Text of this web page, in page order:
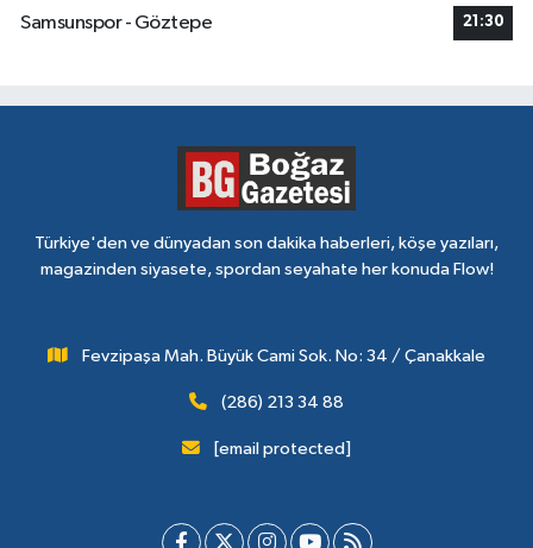
Samsunspor - Göztepe
21:30
Türkiye'den ve dünyadan son dakika haberleri, köşe yazıları,
magazinden siyasete, spordan seyahate her konuda Flow!
Fevzipaşa Mah. Büyük Cami Sok. No: 34 / Çanakkale
(286) 213 34 88
[email protected]